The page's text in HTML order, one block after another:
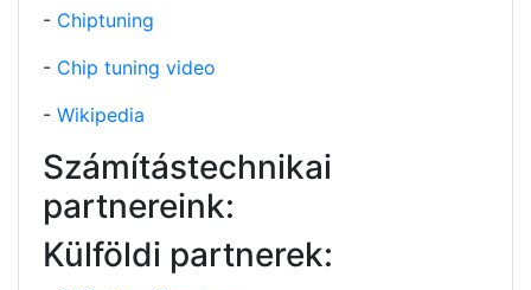
- Chiptuning
- Chip tuning video
- Wikipedia
Számítástechnikai
partnereink:
Külföldi partnerek: